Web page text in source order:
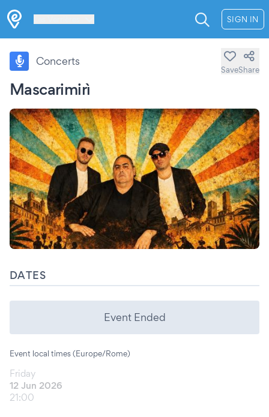
SIGN IN
Mascarimirì
Concerts
SaveShare
DATES
Event Ended
Event local times (Europe/Rome)
Friday
12 Jun 2026
21:00